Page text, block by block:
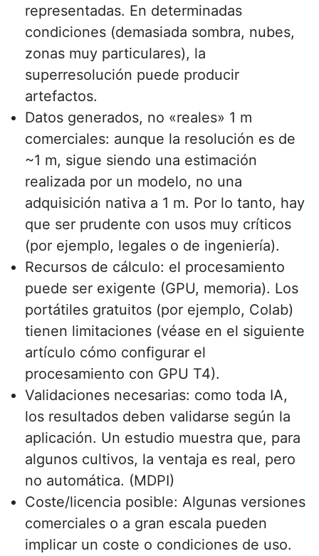
representadas. En determinadas
condiciones (demasiada sombra, nubes,
zonas muy particulares), la
superresolución puede producir
artefactos.
Datos generados, no «reales» 1 m
comerciales: aunque la resolución es de
~1 m, sigue siendo una estimación
realizada por un modelo, no una
adquisición nativa a 1 m. Por lo tanto, hay
que ser prudente con usos muy críticos
(por ejemplo, legales o de ingeniería).
Recursos de cálculo: el procesamiento
puede ser exigente (GPU, memoria). Los
portátiles gratuitos (por ejemplo, Colab)
tienen limitaciones (véase en el siguiente
artículo cómo configurar el
procesamiento con GPU T4).
Validaciones necesarias: como toda IA,
los resultados deben validarse según la
aplicación. Un estudio muestra que, para
algunos cultivos, la ventaja es real, pero
no automática. (MDPI)
Coste/licencia posible: Algunas versiones
comerciales o a gran escala pueden
implicar un coste o condiciones de uso.